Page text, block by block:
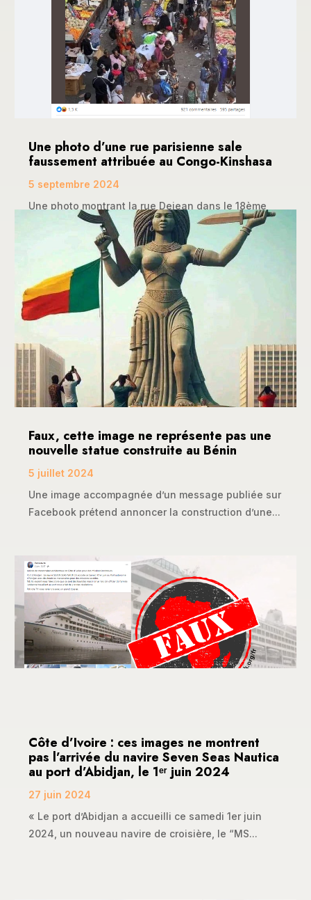
Une photo d’une rue parisienne sale
faussement attribuée au Congo-Kinshasa
5 septembre 2024
Une photo montrant la rue Dejean dans le 18ème
arrondissement de Paris a fait le tour de la toile...
Faux, cette image ne représente pas une
nouvelle statue construite au Bénin
5 juillet 2024
Une image accompagnée d’un message publiée sur
Facebook prétend annoncer la construction d’une...
Côte d’Ivoire : ces images ne montrent
pas l’arrivée du navire Seven Seas Nautica
au port d’Abidjan, le 1ᵉʳ juin 2024
27 juin 2024
« Le port d’Abidjan a accueilli ce samedi 1er juin
2024, un nouveau navire de croisière, le “MS...